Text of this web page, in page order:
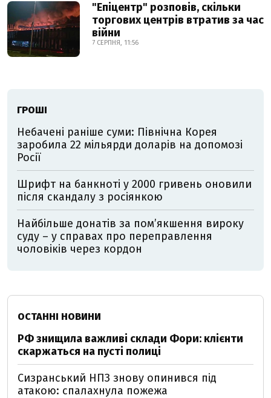
"Епіцентр" розповів, скільки
торгових центрів втратив за час
війни
7 СЕРПНЯ, 11:56
ГРОШІ
Небачені раніше суми: Північна Корея
заробила 22 мільярди доларів на допомозі
Росії
Шрифт на банкноті у 2000 гривень оновили
після скандалу з росіянкою
Найбільше донатів за пом’якшення вироку
суду – у справах про переправлення
чоловіків через кордон
ОСТАННІ НОВИНИ
РФ знищила важливі склади Фори: клієнти
скаржаться на пусті полиці
Сизранський НПЗ знову опинився під
атакою: спалахнула пожежа